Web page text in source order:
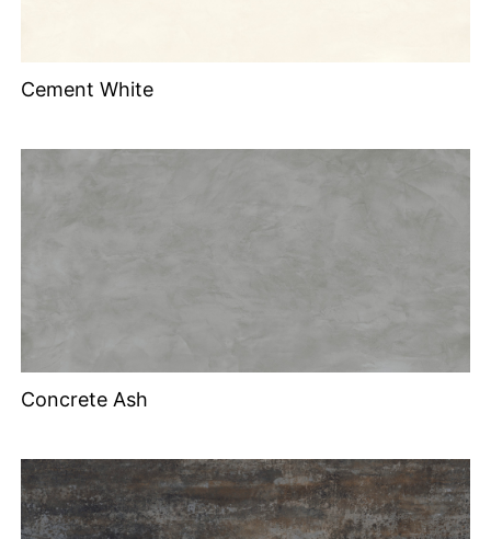
Cement White
Concrete Ash